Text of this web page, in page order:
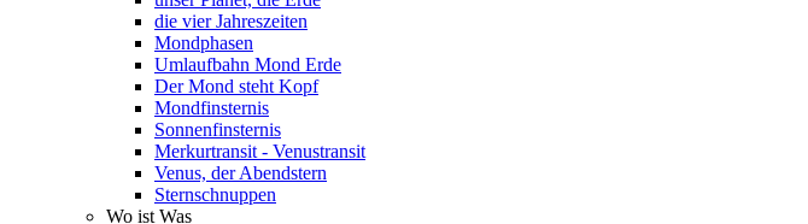
die vier Jahreszeiten
Mondphasen
Umlaufbahn Mond Erde
Der Mond steht Kopf
Mondfinsternis
Sonnenfinsternis
Merkurtransit - Venustransit
Venus, der Abendstern
Sternschnuppen
Wo ist Was